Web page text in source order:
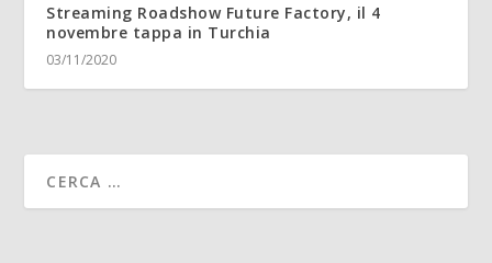
Streaming Roadshow Future Factory, il 4
novembre tappa in Turchia
03/11/2020